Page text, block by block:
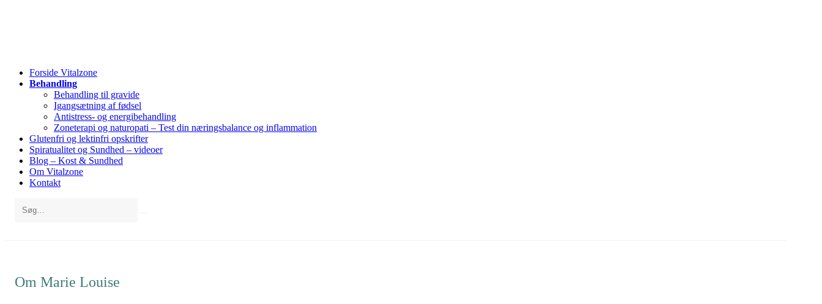
Forside Vitalzone
Behandling
Behandling til gravide
Igangsætning af fødsel
Antistress- og energibehandling
Zoneterapi og naturopati – Test din næringsbalance og inflammation
Glutenfri og lektinfri opskrifter
Spiratualitet og Sundhed – videoer
Blog – Kost & Sundhed
Om Vitalzone
Kontakt
Om Marie Louise